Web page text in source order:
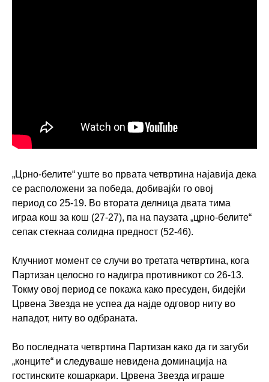
„Црно-белите“ уште во првата четвртина најавија дека
се расположени за победа, добивајќи го овој
период со 25-19. Во втората делница двата тима
играа кош за кош (27-27), па на паузата „црно-белите“
сепак стекнаа солидна предност (52-46).
Клучниот момент се случи во третата четвртина, кога
Партизан целосно го надигра противникот со 26-13.
Токму овој период се покажа како пресуден, бидејќи
Црвена Звезда не успеа да најде одговор ниту во
нападот, ниту во одбраната.
Во последната четвртина Партизан како да ги загуби
„конците“ и следуваше невидена доминација на
гостинските кошаркари. Црвена Звезда играше